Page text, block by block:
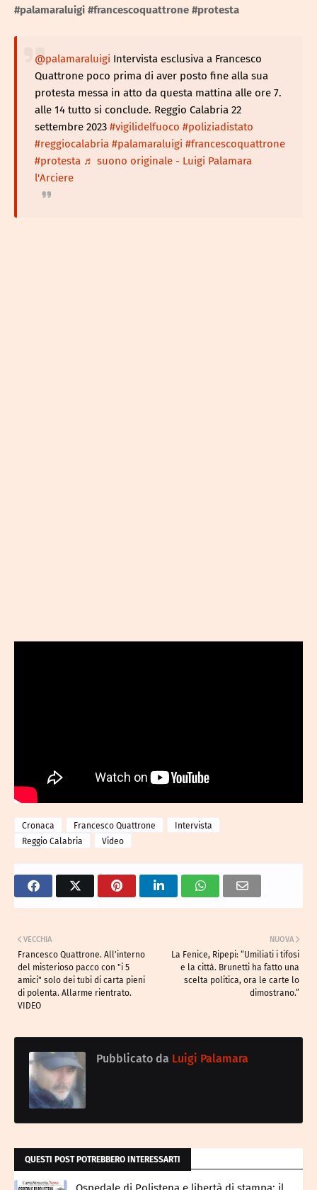
#palamaraluigi #francescoquattrone #protesta
@palamaraluigi Intervista esclusiva a Francesco
Quattrone poco prima di aver posto fine alla sua
protesta messa in atto da questa mattina alle ore 7.
alle 14 tutto si conclude. Reggio Calabria 22
settembre 2023 #vigilidelfuoco #poliziadistato
#reggiocalabria #palamaraluigi #francescoquattrone
#protesta ♬ suono originale - Luigi Palamara
l'Arciere
Cronaca Francesco Quattrone
Intervista
Reggio Calabria
Video
NUOVA
La Fenice, Ripepi: “Umiliati i tifosi
e la città. Brunetti ha fatto una
scelta politica, ora le carte lo
dimostrano.”
VECCHIA
Francesco Quattrone. All'interno
del misterioso pacco con "i 5
amici" solo dei tubi di carta pieni
di polenta. Allarme rientrato.
VIDEO
Pubblicato da Luigi Palamara
QUESTI POST POTREBBERO INTERESSARTI